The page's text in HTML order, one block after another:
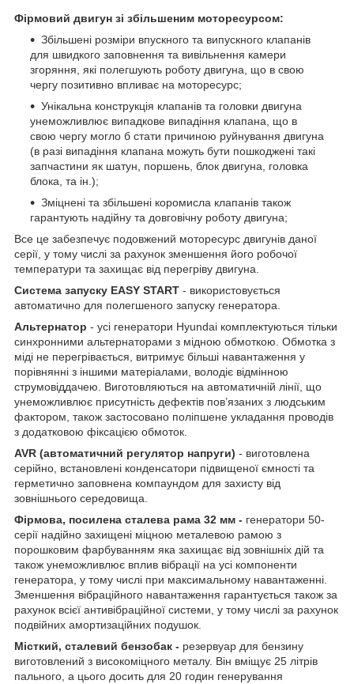
Фірмовий двигун зі збільшеним моторесурсом:
Збільшені розміри впускного та випускного клапанів
для швидкого заповнення та вивільнення камери
згоряння, які полегшують роботу двигуна, що в свою
чергу позитивно впливає на моторесурс;
Унікальна конструкція клапанів та головки двигуна
унеможливлює випадкове випадіння клапана, що в
свою чергу могло б стати причиною руйнування двигуна
(в разі випадіння клапана можуть бути пошкоджені такі
запчастини як шатун, поршень, блок двигуна, головка
блока, та ін.);
Зміцнені та збільшені коромисла клапанів також
гарантують надійну та довговічну роботу двигуна;
Все це забезпечує подовжений моторесурс двигунів даної
серії, у тому числі за рахунок зменшення його робочої
температури та захищає від перегріву двигуна.
Система запуску EASY START - використовується
автоматично для полегшеного запуску генератора.
Альтернатор - усі генератори Hyundai комплектуються тільки
синхронними альтернаторами з мідною обмоткою. Обмотка з
міді не перегрівається, витримує більші навантаження у
порівнянні з іншими матеріалами, володіє відмінною
струмовіддачею. Виготовляються на автоматичній лінії, що
унеможливлює присутність дефектів пов’язаних з людським
фактором, також застосовано поліпшене укладання проводів
з додатковою фіксацією обмоток.
AVR (автоматичний регулятор напруги) - виготовлена
серійно, встановлені конденсатори підвищеної ємності та
герметично заповнена компаундом для захисту від
зовнішнього середовища.
Фірмова, посилена сталева рама 32 мм - генератори 50-
серії надійно захищені міцною металевою рамою з
порошковим фарбуванням яка захищає від зовнішніх дій та
також унеможливлює вплив вібрації на усі компоненти
генератора, у тому числі при максимальному навантаженні.
Зменшення вібраційного навантаження гарантується також за
рахунок всієї антивібраційної системи, у тому числі за рахунок
подвійних амортизаційних подушок.
Місткий, сталевий бензобак - резервуар для бензину
виготовлений з високоміцного металу. Він вміщує 25 літрів
пального, а цього досить для 20 годин генерування